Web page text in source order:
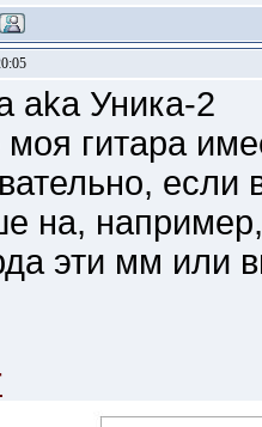
aka Уника-2
гитара
если
на,
эти мм или